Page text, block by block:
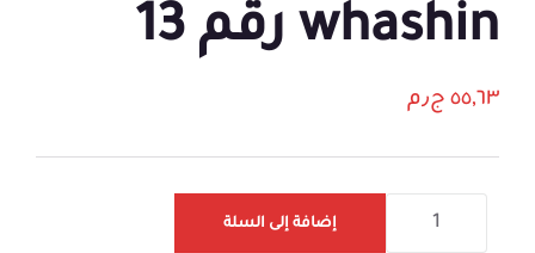
whashin رقم 13
٥٥,٦٣ ج٫م
إضافة إلى السلة